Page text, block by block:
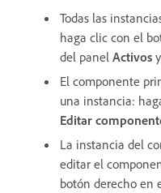
Todas las
haga clic con el
del panel Activos
El componente
una instancia:
Editar
La instancia del
editar el
botón derecho en